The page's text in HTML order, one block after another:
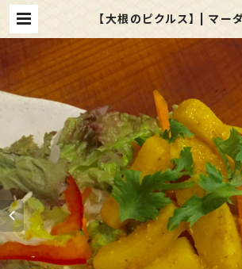
【大根のピクルス】 | マー